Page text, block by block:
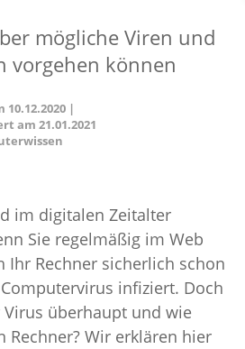
mögliche Viren und
vorgehen können
10.12.2020 |
am21.01.2021
im digitalen Zeitalter
Sie regelmäßig im Web
Ihr Rechner sicherlich schon
infiziert. Doch
überhaupt und wie
Rechner? Wir erklären hier